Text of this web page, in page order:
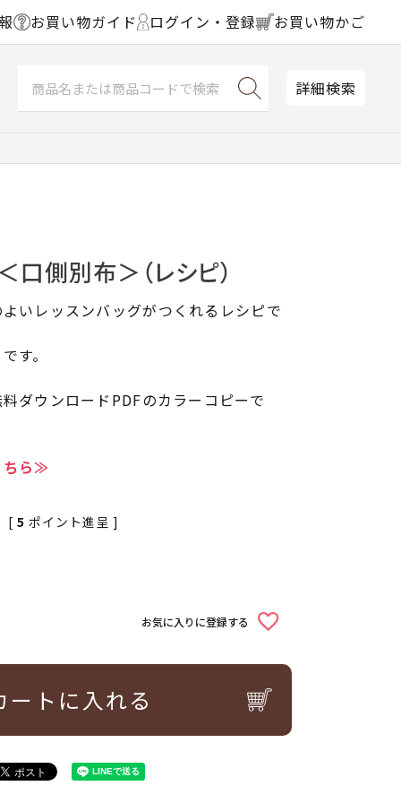
お買い物ガイド ログイン・登録 お買い物かご
詳細検索
口側別布＞（レシピ）
いレッスンバッグがつくれるレシピで
す。
ダウンロードPDFのカラーコピーで
ちら≫
[ 5 ポイント進呈 ]
お気に入りに登録する
ートに入れる